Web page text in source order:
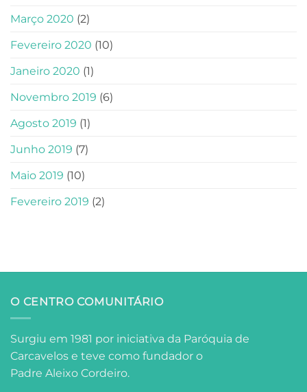
Março 2020 (2)
Fevereiro 2020 (10)
Janeiro 2020 (1)
Novembro 2019 (6)
Agosto 2019 (1)
Junho 2019 (7)
Maio 2019 (10)
Fevereiro 2019 (2)
O CENTRO COMUNITÁRIO
Surgiu em 1981 por iniciativa da Paróquia de
Carcavelos e teve como fundador o
Padre Aleixo Cordeiro.